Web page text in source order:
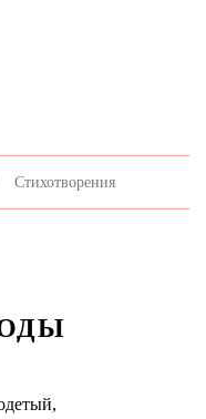
Стихотворения